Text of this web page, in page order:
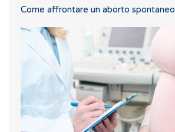
Come affrontare un aborto spontaneo